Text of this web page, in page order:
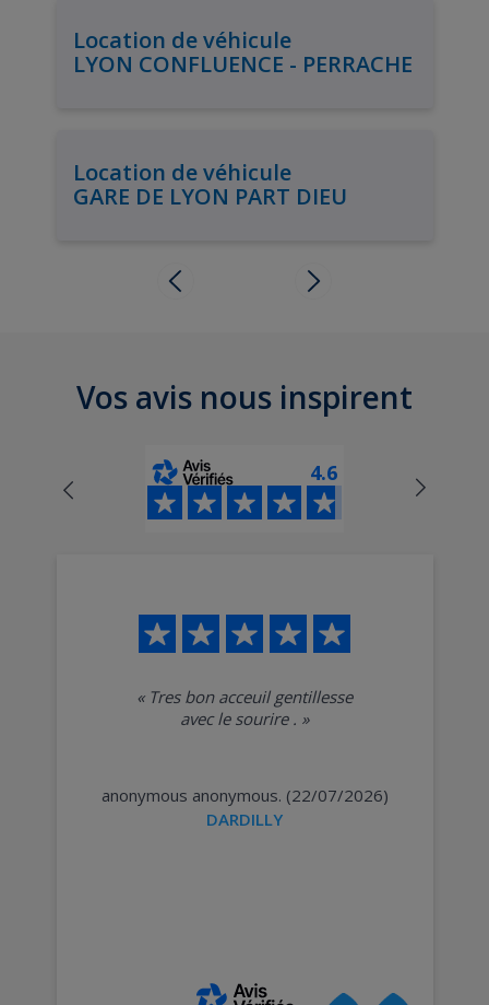
Location de véhicule
LYON CONFLUENCE - PERRACHE
Location de véhicule
GARE DE LYON PART DIEU
Vos avis nous inspirent
4.6
« Tres bon acceuil gentillesse
avec le sourire . »
anonymous anonymous. (22/07/2026)
DARDILLY